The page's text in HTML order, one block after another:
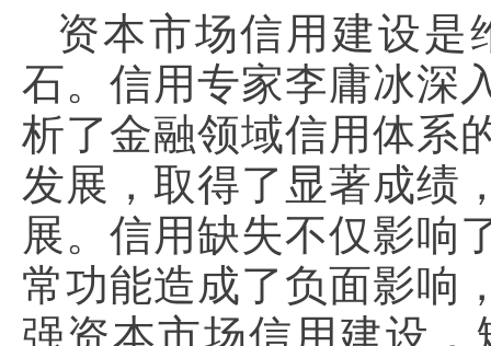
资本市场信用建设
石。信用专家李庸冰深
析了金融领域信用体系
发展，取得了显著成绩
展。信用缺失不仅影响
常功能造成了负面影响
强资本市场信用建设